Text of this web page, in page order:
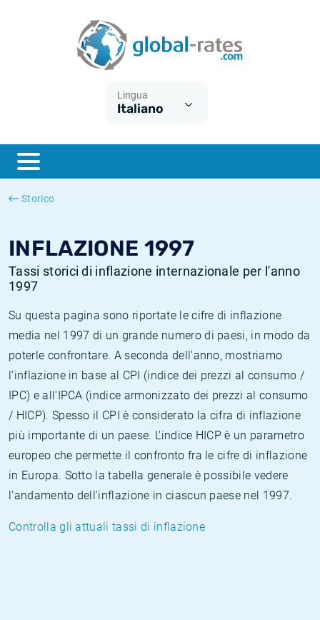
Lingua
Italiano
Storico
INFLAZIONE 1997
Tassi storici di inflazione internazionale per l'anno
1997
Su questa pagina sono riportate le cifre di inflazione
media nel 1997 di un grande numero di paesi, in modo da
poterle confrontare. A seconda dell'anno, mostriamo
l'inflazione in base al CPI (indice dei prezzi al consumo /
IPC) e all'IPCA (indice armonizzato dei prezzi al consumo
/ HICP). Spesso il CPI è considerato la cifra di inflazione
più importante di un paese. L'indice HICP è un parametro
europeo che permette il confronto fra le cifre di inflazione
in Europa. Sotto la tabella generale è possibile vedere
l'andamento dell'inflazione in ciascun paese nel 1997.
Controlla gli attuali tassi di inflazione
ESTER
SONIA
Cos'è l'inflazione CPI?
Cos'è l'inflazione HICP?
Inflazione Italia
Inflazione Stati Uniti
Tassi storici Euribor
Tassi storici di SONIA
Tassi storici di TONAR
Calcolatore dell’inflazione